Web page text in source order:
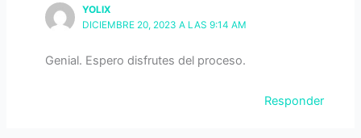
YOLIX
DICIEMBRE 20, 2023 A LAS 9:14 AM
Genial. Espero disfrutes del proceso.
Responder